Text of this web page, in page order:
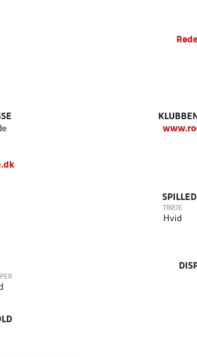
TRØJE
Hvid